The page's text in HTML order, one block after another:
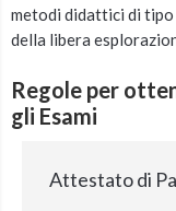
metodi didattici di
della libera
Regole per
gli Esami
Attestato di